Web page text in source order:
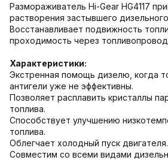
Размораживатель Hi-Gear HG4117
растворения застывшего
Восстанавливает подвижность
проходимость через
Характеристики:
Экстренная помощь дизелю, когда
антигели уже не эффективны.
Позволяет расплавить кристаллы
топлива.
Способствует улучшению
топлива.
Облегчает холодный пуск двигателя.
Совместим со всеми видами